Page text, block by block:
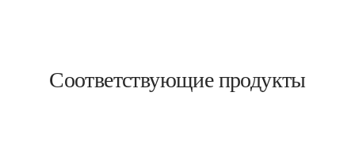
Соответствующие продукты